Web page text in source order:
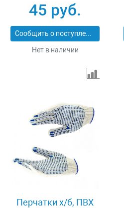
45 руб.
Сообщить о поступлении
Нет в наличии
Перчатки х/б, ПВХ